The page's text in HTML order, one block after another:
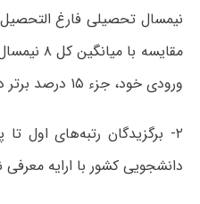
نیمسال تحصیلی فارغ
مقایسه
ورودی خود، جزء ۱۵ درصد برتر دانشجویان باشند.
۲- برگزیدگان رتبه‌های اول تا
دانشجویی کشور با ارایه معرفی